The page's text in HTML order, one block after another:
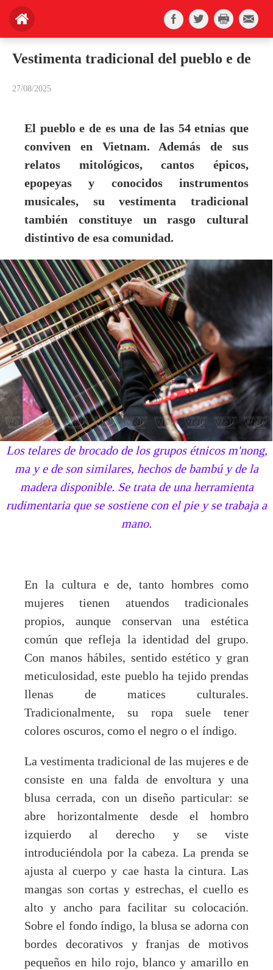
Vestimenta tradicional del pueblo e de
27/08/2025
El pueblo e de es una de las 54 etnias que
conviven en Vietnam. Además de sus
relatos mitológicos, cantos épicos,
epopeyas y conocidos instrumentos
musicales, su vestimenta tradicional
también constituye un rasgo cultural
distintivo de esa comunidad.
Los telares de brocado de los grupos étnicos m'nong,
ma y e de son similares, hechos de bambú y de la
madera disponible. Se trata de una herramienta
rudimentaria que se sostiene con el pie y se trabaja a
mano.
En la cultura e de, tanto hombres como
mujeres tienen atuendos tradicionales
propios, aunque conservan una estética
común que refleja la identidad del grupo.
Con manos hábiles, sentido estético y gran
meticulosidad, este pueblo ha tejido prendas
llenas de matices culturales.
Tradicionalmente, su ropa suele tener
colores oscuros, como el negro o el índigo.
La vestimenta tradicional de las mujeres e de
consiste en una falda de envoltura y una
blusa cerrada, con un diseño particular: se
abre horizontalmente desde el hombro
izquierdo al derecho y se viste
introduciéndola por la cabeza. La prenda se
ajusta al cuerpo y cae hasta la cintura. Las
mangas son cortas y estrechas, el cuello es
alto y ancho para facilitar su colocación.
Sobre el fondo índigo, la blusa se adorna con
bordes decorativos y franjas de motivos
pequeños en hilo rojo, blanco y amarillo en